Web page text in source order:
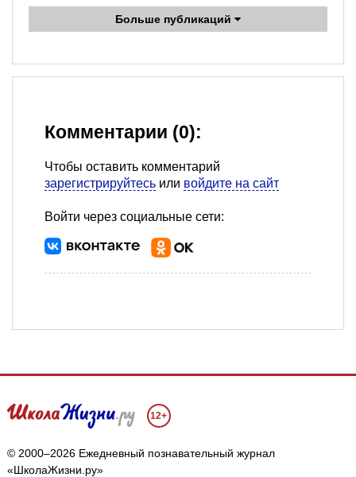
Больше публикаций
Комментарии (0):
Чтобы оставить комментарий
зарегистрируйтесь или войдите на сайт
Войти через социальные сети:
12+
© 2000–2026 Ежедневный познавательный журнал
«ШколаЖизни.ру»